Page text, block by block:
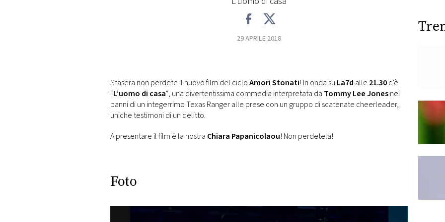
29 APRILE 2018
Stasera non perdete il nuovo film del cicloAmori Stonati! In onda su La7d alle 21.30c’è
“L’uomo di casa“, una divertentissima commedia interpretata da Tommy Lee Jonesnei
panni di un integerrimo Texas Ranger alle prese con un gruppo di scatenate cheerleader,
uniche testimoni di un delitto.
A presentare il film è la nostra Chiara Papanicolaou! Non perdetela!
Foto